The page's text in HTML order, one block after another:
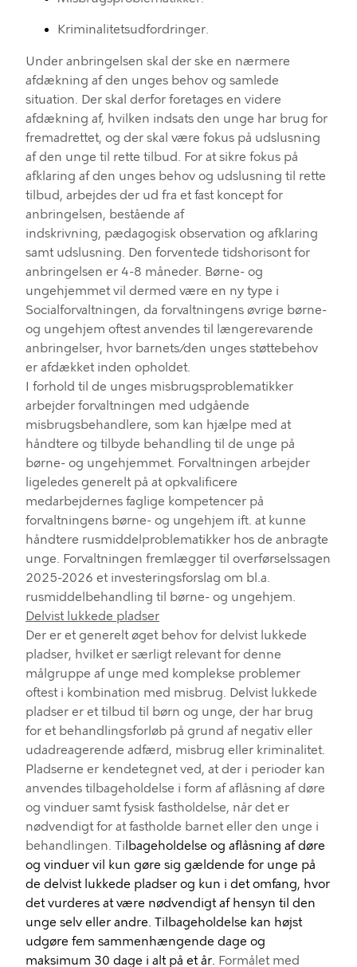
Kriminalitetsudfordringer.
Under anbringelsen skal der ske en nærmere
afdækning af den unges behov og samlede
situation. Der skal derfor foretages en videre
afdækning af, hvilken indsats den unge har brug for
fremadrettet, og der skal være fokus på udslusning
af den unge til rette tilbud. For at sikre fokus på
afklaring af den unges behov og udslusning til rette
tilbud, arbejdes der ud fra et fast koncept for
anbringelsen, bestående af
indskrivning, pædagogisk observation og afklaring
samt udslusning. Den forventede tidshorisont for
anbringelsen er 4-8 måneder. Børne- og
ungehjemmet vil dermed være en ny type i
Socialforvaltningen, da forvaltningens øvrige børne-
og ungehjem oftest anvendes til længerevarende
anbringelser, hvor barnets/den unges støttebehov
er afdækket inden opholdet.
I forhold til de unges misbrugsproblematikker
arbejder forvaltningen med udgående
misbrugsbehandlere, som kan hjælpe med at
håndtere og tilbyde behandling til de unge på
børne- og ungehjemmet. Forvaltningen arbejder
ligeledes generelt på at opkvalificere
medarbejdernes faglige kompetencer på
forvaltningens børne- og ungehjem ift. at kunne
håndtere rusmiddelproblematikker hos de anbragte
unge. Forvaltningen fremlægger til overførselssagen
2025-2026 et investeringsforslag om bl.a.
rusmiddelbehandling til børne- og ungehjem.
Delvist lukkede pladser
Der er et generelt øget behov for delvist lukkede
pladser, hvilket er særligt relevant for denne
målgruppe af unge med komplekse problemer
oftest i kombination med misbrug. Delvist lukkede
pladser er et tilbud til børn og unge, der har brug
for et behandlingsforløb på grund af negativ eller
udadreagerende adfærd, misbrug eller kriminalitet.
Pladserne er kendetegnet ved, at der i perioder kan
anvendes tilbageholdelse i form af aflåsning af døre
og vinduer samt fysisk fastholdelse, når det er
nødvendigt for at fastholde barnet eller den unge i
behandlingen. Ti lbageholdelse og aflåsning af døre
og vinduer vil kun gøre sig gældende for unge på
de delvist lukkede pladser og kun i det omfang, hvor
det vurderes at være nødvendigt af hensyn til den
unge selv eller andre. Tilbageholdelse kan højst
udgøre fem sammenhængende dage og
maksimum 30 dage i alt på et år. Formålet med